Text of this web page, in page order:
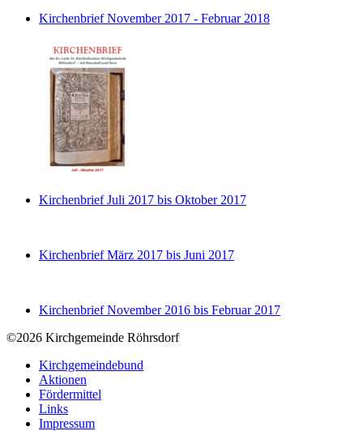
Kirchenbrief November 2017 - Februar 2018
Kirchenbrief Juli 2017 bis Oktober 2017
Kirchenbrief März 2017 bis Juni 2017
Kirchenbrief November 2016 bis Februar 2017
©2026 Kirchgemeinde Röhrsdorf
Kirchgemeindebund
Aktionen
Fördermittel
Links
Impressum